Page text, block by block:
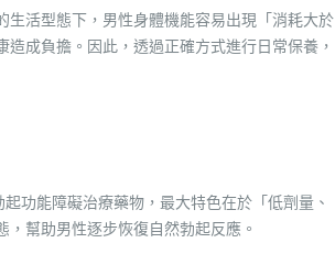
活型態下，男性身體機能容易出現「消耗大於
成負擔。因此，透過正確方式進行日常保養，
功能障礙治療藥物，最大特色在於「低劑量、
幫助男性逐步恢復自然勃起反應。